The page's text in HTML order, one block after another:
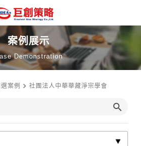
案例展示
Demonstration
案例 社團法人中華華藏淨宗學會